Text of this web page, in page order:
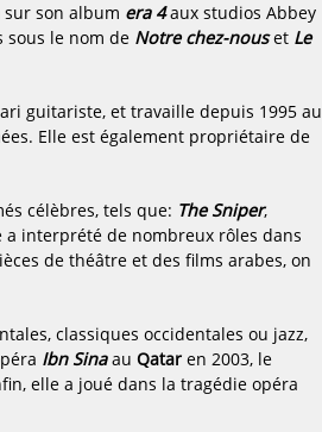
sur son album era 4aux studios Abbey
sous le nom de Notre chez-nouset Le
guitariste, et travaille depuis 1995 au
Elle est également propriétaire de
célèbres, tels que: The Sniper,
a interprété de nombreux rôles dans
de théâtre et des films arabes, on
classiques occidentales ou jazz,
Ibn Sinaau Qatar en 2003, le
elle a joué dans la tragédie opéra